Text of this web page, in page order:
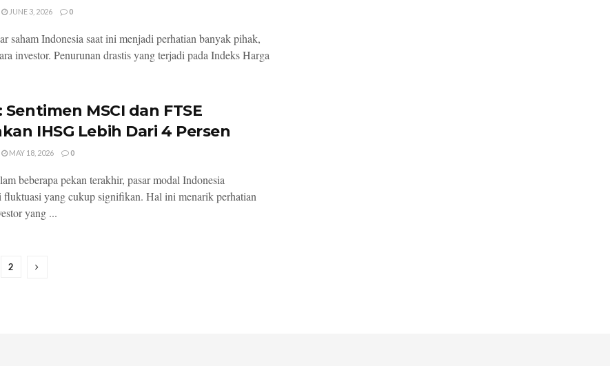
JUNE 3, 2026 0
saham Indonesia saat ini menjadi perhatian banyak pihak,
investor. Penurunan drastis yang terjadi pada Indeks Harga
Sentimen MSCI dan FTSE
IHSG Lebih Dari 4 Persen
MAY 18, 2026 0
beberapa pekan terakhir, pasar modal Indonesia
fluktuasi yang cukup signifikan. Hal ini menarik perhatian
yang ...
2